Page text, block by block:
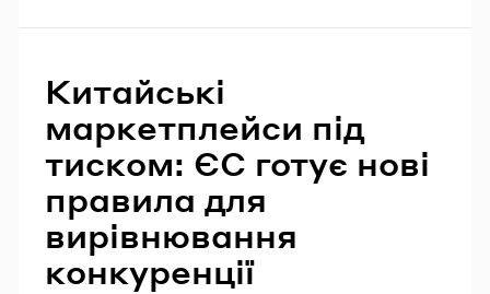
Китайські
маркетплейси під
тиском: ЄС готує нові
правила для
вирівнювання
конкуренції